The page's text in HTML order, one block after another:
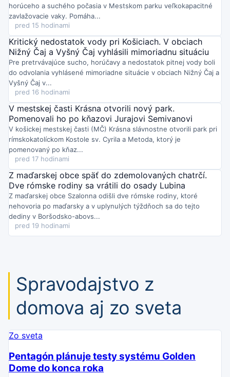
horúceho a suchého počasia v Mestskom parku veľkokapacitné
zavlažovacie vaky. Pomáha...
pred 15 hodinami
Kritický nedostatok vody pri Košiciach. V obciach
Nižný Čaj a Vyšný Čaj vyhlásili mimoriadnu situáciu
Pre pretrvávajúce sucho, horúčavy a nedostatok pitnej vody boli
do odvolania vyhlásené mimoriadne situácie v obciach Nižný Čaj a
Vyšný Čaj v...
pred 16 hodinami
V mestskej časti Krásna otvorili nový park.
Pomenovali ho po kňazovi Jurajovi Semivanovi
V košickej mestskej časti (MČ) Krásna slávnostne otvorili park pri
rímskokatolíckom Kostole sv. Cyrila a Metoda, ktorý je
pomenovaný po kňaz...
pred 17 hodinami
Z maďarskej obce späť do zdemolovaných chatrčí.
Dve rómske rodiny sa vrátili do osady Lubina
Z maďarskej obce Szalonna odišli dve rómske rodiny, ktoré
nehovoria po maďarsky a v uplynulých týždňoch sa do tejto
dediny v Boršodsko-abovs...
pred 19 hodinami
Spravodajstvo z
domova aj zo sveta
Zo sveta
Pentagón plánuje testy systému Golden
Dome do konca roka